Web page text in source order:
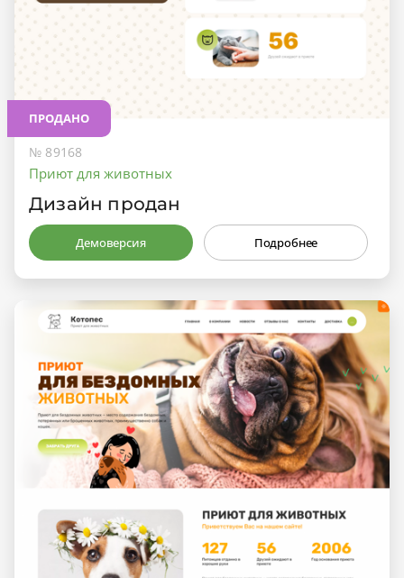
ПРОДАНО
№ 89168
Приют для животных
Дизайн продан
Демоверсия Подробнее